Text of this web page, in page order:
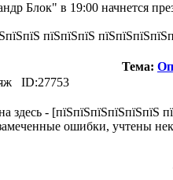
Блок" в 19:00 начнется
пїЅпїЅпїЅ
Тема:
ID:27753
- [пїЅпїЅпїЅпїЅпїЅпїЅ
ошибки, учтены